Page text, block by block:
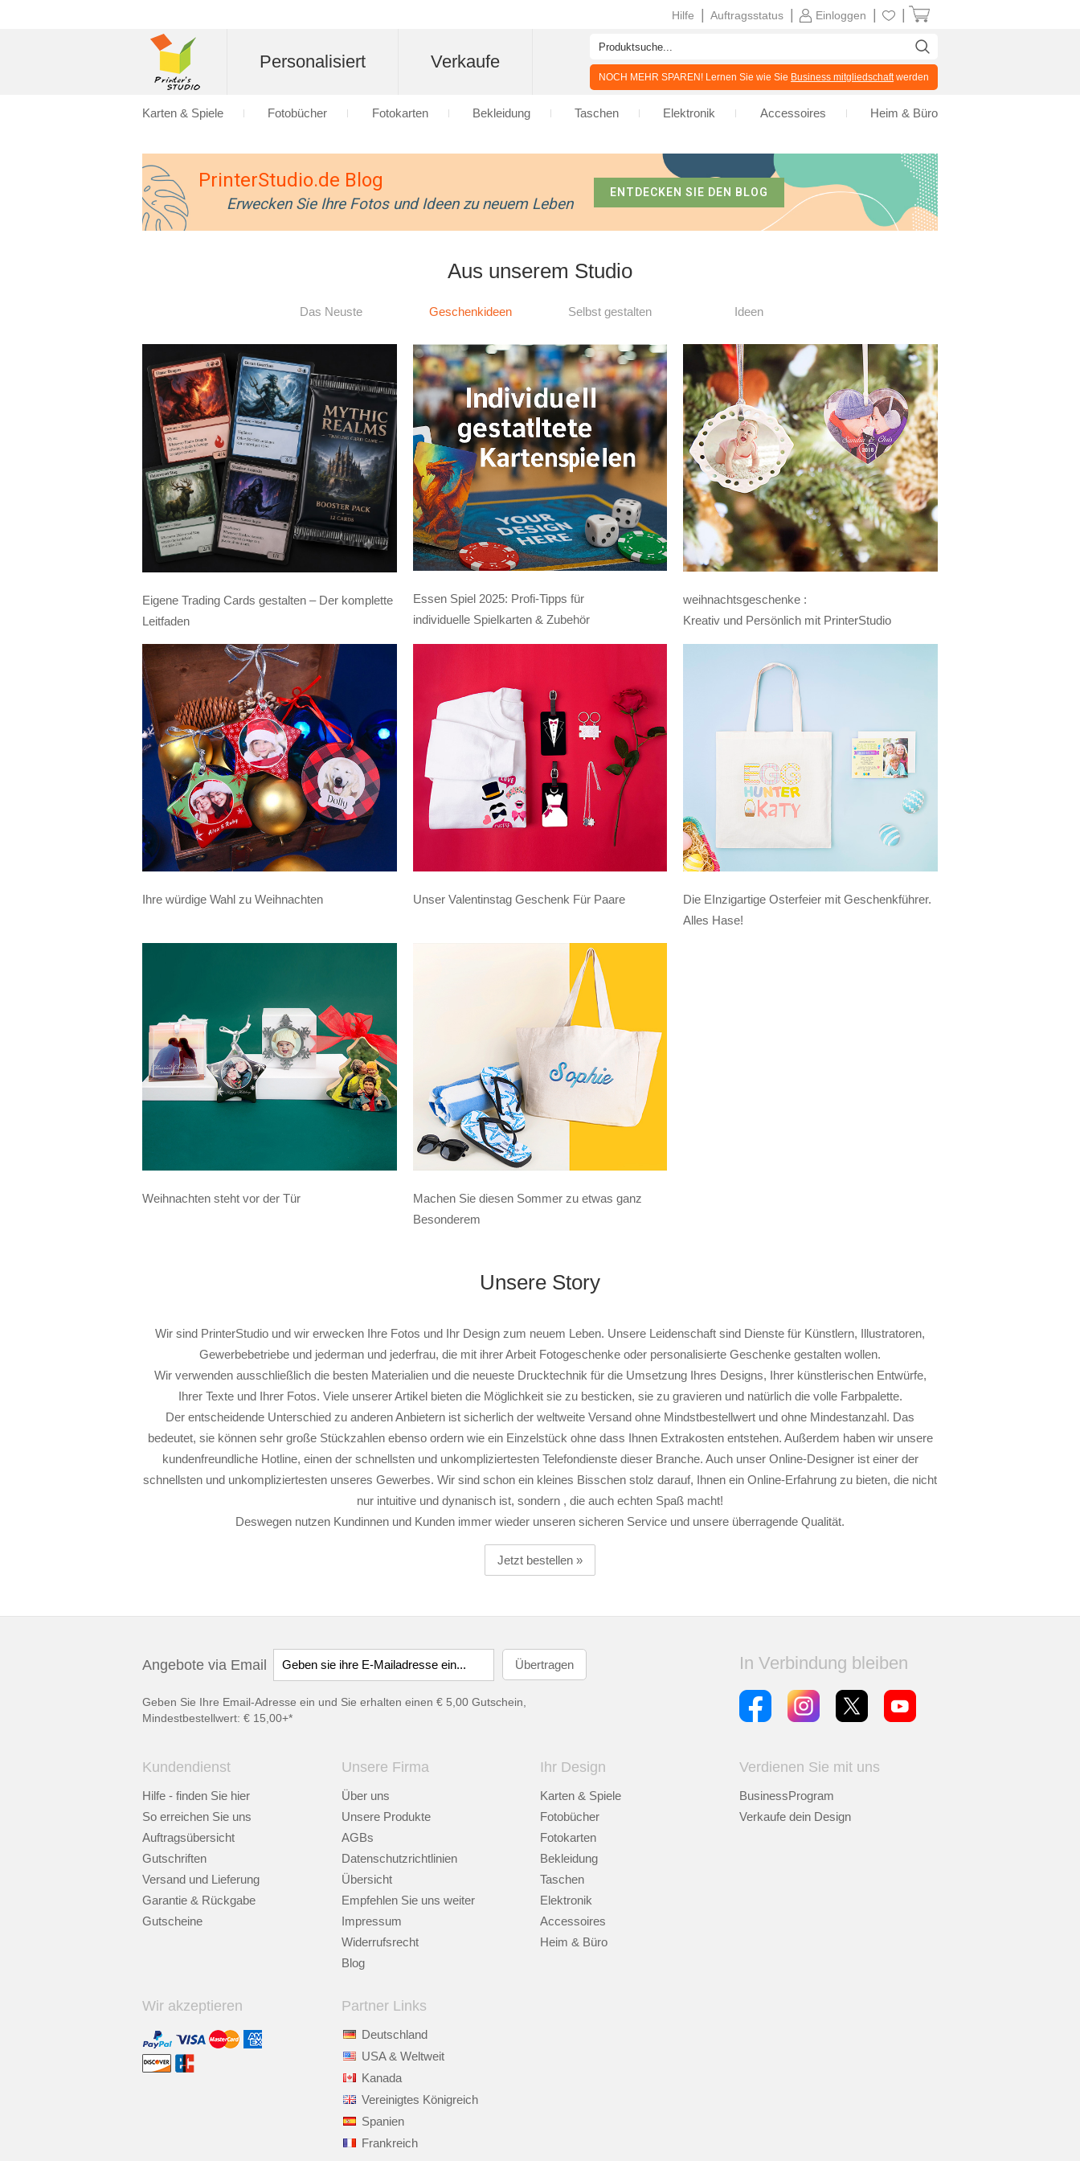
PrinterStudio.de Blog
Erwecken Sie Ihre Fotos und Ideen zu neuem Leben
ENTDECKEN SIE DEN BLOG
Aus unserem Studio
Das Neuste Geschenkideen Selbst gestalten Ideen
Eigene Trading Cards gestalten – Der komplette
Leitfaden
Essen Spiel 2025: Profi-Tipps für
individuelle Spielkarten & Zubehör
weihnachtsgeschenke :
Kreativ und Persönlich mit PrinterStudio
Ihre würdige Wahl zu Weihnachten Unser Valentinstag Geschenk Für Paare
Die EInzigartige Osterfeier mit Geschenkführer.
Alles Hase!
Weihnachten steht vor der Tür
Machen Sie diesen Sommer zu etwas ganz
Besonderem
Unsere Story
Wir sind PrinterStudio und wir erwecken Ihre Fotos und Ihr Design zum neuem Leben. Unsere Leidenschaft sind Dienste für Künstlern, Illustratoren,
Gewerbebetriebe und jederman und jederfrau, die mit ihrer Arbeit Fotogeschenke oder personalisierte Geschenke gestalten wollen.
Wir verwenden ausschließlich die besten Materialien und die neueste Drucktechnik für die Umsetzung Ihres Designs, Ihrer künstlerischen Entwürfe,
Ihrer Texte und Ihrer Fotos. Viele unserer Artikel bieten die Möglichkeit sie zu besticken, sie zu gravieren und natürlich die volle Farbpalette.
Der entscheidende Unterschied zu anderen Anbietern ist sicherlich der weltweite Versand ohne Mindstbestellwert und ohne Mindestanzahl. Das
bedeutet, sie können sehr große Stückzahlen ebenso ordern wie ein Einzelstück ohne dass Ihnen Extrakosten entstehen. Außerdem haben wir unsere
kundenfreundliche Hotline, einen der schnellsten und unkompliziertesten Telefondienste dieser Branche. Auch unser Online-Designer ist einer der
schnellsten und unkompliziertesten unseres Gewerbes. Wir sind schon ein kleines Bisschen stolz darauf, Ihnen ein Online-Erfahrung zu bieten, die nicht
nur intuitive und dynanisch ist, sondern , die auch echten Spaß macht!
Deswegen nutzen Kundinnen und Kunden immer wieder unseren sicheren Service und unsere überragende Qualität.
Jetzt bestellen »
Angebote via Email
Geben Sie Ihre Email-Adresse ein und Sie erhalten einen € 5,00 Gutschein,
Mindestbestellwert: € 15,00+*
In Verbindung bleiben
Kundendienst
Hilfe - finden Sie hier
So erreichen Sie uns
Auftragsübersicht
Gutschriften
Versand und Lieferung
Garantie & Rückgabe
Gutscheine
Unsere Firma
Über uns
Unsere Produkte
AGBs
Datenschutzrichtlinien
Übersicht
Empfehlen Sie uns weiter
Impressum
Widerrufsrecht
Blog
Ihr Design
Karten & Spiele
Fotobücher
Fotokarten
Bekleidung
Taschen
Elektronik
Accessoires
Heim & Büro
Verdienen Sie mit uns
BusinessProgram
Verkaufe dein Design
Wir akzeptieren Partner Links
Deutschland
USA & Weltweit
Kanada
Vereinigtes Königreich
Spanien
Frankreich
Einloggen
Auftragsstatus
Hilfe
Personalisiert Verkaufe
NOCH MEHR SPAREN! Lernen Sie wie Sie Business mitgliedschaftwerden
Karten & Spiele Fotobücher Fotokarten Bekleidung Taschen Elektronik Accessoires Heim & Büro